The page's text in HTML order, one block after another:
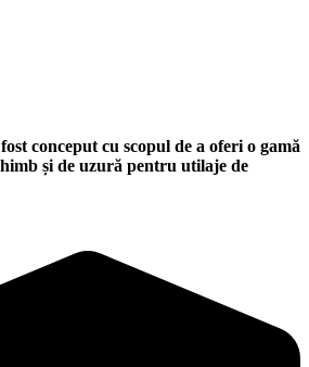
conceput cu scopul de a oferi o gamă
și de uzură pentru utilaje de